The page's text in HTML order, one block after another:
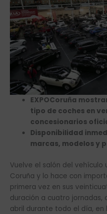
EXPOCoruña
tipo de coches en
concesionarios
Disponibilidad
marcas, modelos y
Vuelve el salón del
Coruña y lo hace con
primera vez en sus
duración a cuatro jornadas,
abril durante todo el día, en